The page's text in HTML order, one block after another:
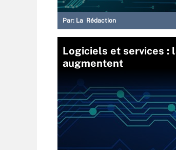
Par: La Rédaction
Logiciels et services :
augmentent